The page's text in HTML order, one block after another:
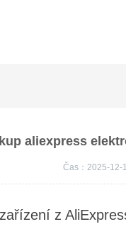
aliexpress
Čas：2025-12-
z